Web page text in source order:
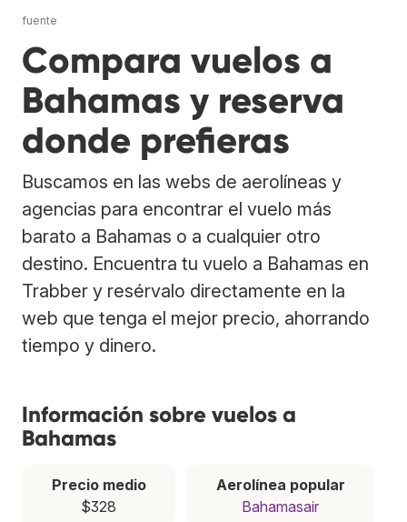
fuente
Compara vuelos a
Bahamas y reserva
donde prefieras
Buscamos en las webs de aerolíneas y
agencias para encontrar el vuelo más
barato a Bahamas o a cualquier otro
destino. Encuentra tu vuelo a Bahamas en
Trabber y resérvalo directamente en la
web que tenga el mejor precio, ahorrando
tiempo y dinero.
Información sobre vuelos a
Bahamas
Precio medio
$328
Aerolínea popular
Bahamasair